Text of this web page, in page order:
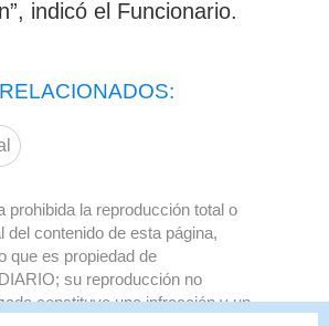
indicó el Funcionario.
prohibida la reproducción total o
del contenido de esta página,
que es propiedad de
su reproducción no
constituye una infracción y un